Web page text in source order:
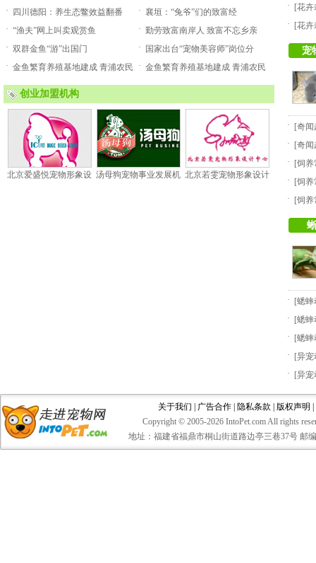
·
四川德阳：养生态鳖效益翻番 · 襄垣：“兔爷”们的致富经
· “渔夫”网上叫卖观赏鱼 · 勤劳致富南岸人 致富不忘乡亲
· 双群金鱼“游”出国门 ·
国家出台“宠物美容师”岗位分
· 金鱼繁育养殖基地建成 青浦农民 · 金鱼繁育养殖基地建成 青浦农民
创业加盟机构
北京爱盛悦宠物形象设 汤母狗宠物事业发展机 北京若雯宠物形象设计
·
[花卉
·
[花卉
宠
· [奇闻
·
[奇闻
·
[饲养
·
[饲养
·
[饲养
· [蟋蟀
·
[蟋蟀
·
[蟋蟀
·
[异宠
·
[异宠
关于我们 广告合作 隐私条款 版权声明
Copyright © 2005-2026 IntoPet.com All rights
地址：福建省福鼎市桐山街道路边亭三巷37号 邮